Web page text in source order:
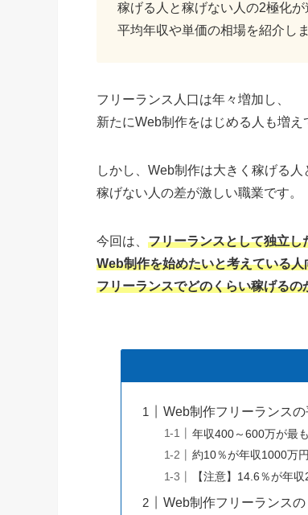
稼げる人と稼げない人の2極化が
平均年収や単価の相場を紹介し
フリーランス人口は年々増加し、
新たにWeb制作をはじめる人も増え
しかし、Web制作は大きく稼げる人
稼げない人の差が激しい職業です。
今回は、 フリーランスとして独立し
Web制作を始めたいと考えている人
フリーランスでどのくらい稼げるの
Web制作フリーランスの
年収400～600万が最
約10％が年収1000万
【注意】14.6％が年
Web制作フリーランス